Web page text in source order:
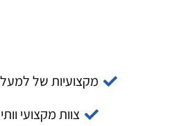
מקצועיות של למעלה מ-
צוות מקצועי